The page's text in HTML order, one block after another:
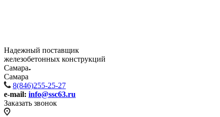
Надежный поставщик
железобетонных конструкций
Самара
Самара
8(846)255-25-27
e-mail: info@ssc63.ru
Заказать звонок